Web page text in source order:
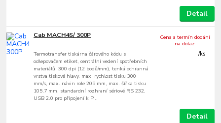
Detail
Cab MACH4S/ 300P
Termotransfer tiskárna čárového kódu s
odlepovačem etiket, centrální vedení spotřebních
materiálů, 300 dpi (12 bodů/mm), tenká ochranná
vrstva tiskové hlavy, max. rychlost tisku 300
mm/s, max. návin role 205 mm, max. šířka tisku
105,7 mm, standardní rozhraní sériové RS 232,
USB 2.0 pro připojení k P...
/ks
Cena a termín dodání
na dotaz
Detail